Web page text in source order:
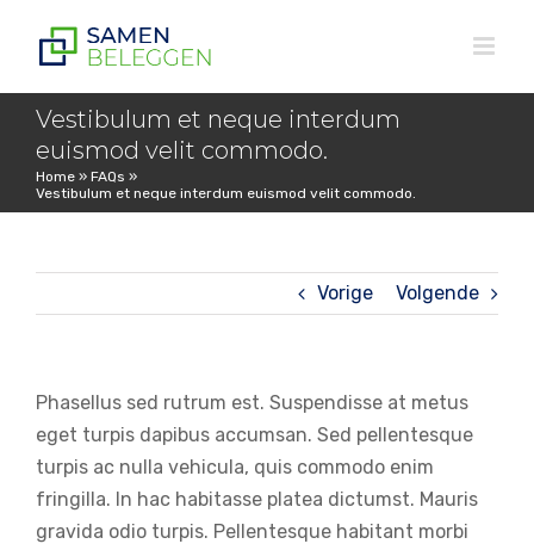
Vestibulum et neque interdum
euismod velit commodo.
Home » FAQs »
Vestibulum et neque interdum euismod velit commodo.
Vorige Volgende
Phasellus sed rutrum est. Suspendisse at metus
eget turpis dapibus accumsan. Sed pellentesque
turpis ac nulla vehicula, quis commodo enim
fringilla. In hac habitasse platea dictumst. Mauris
gravida odio turpis. Pellentesque habitant morbi